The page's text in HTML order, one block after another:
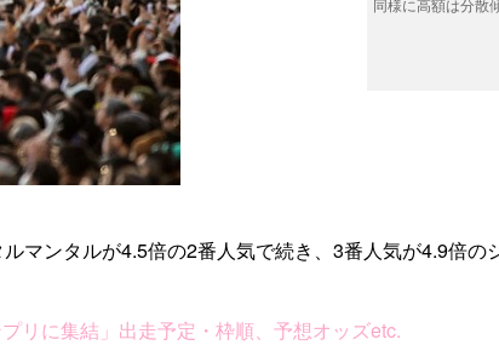
同様に高額は分散
マンタルが4.5倍の2番人気で続き、3番人気が4.9倍
リに集結」出走予定・枠順、予想オッズetc.